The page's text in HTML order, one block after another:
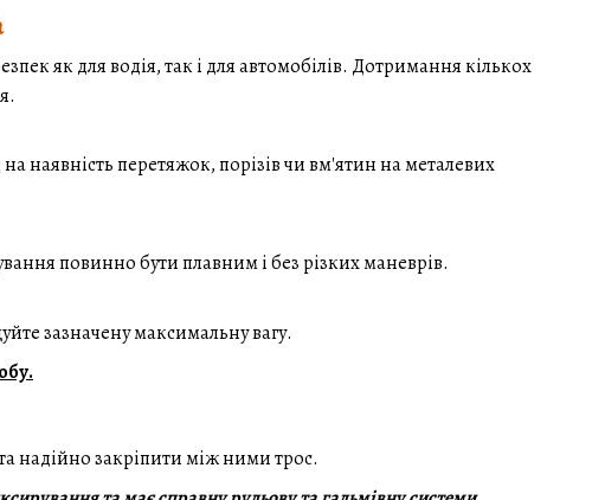
як для водія, так і для автомобілів. Дотримання кількох
наявність перетяжок, порізів чи вм'ятин на металевих
повинно бути плавним і без різких маневрів.
зазначену максимальну вагу.
надійно закріпити між ними трос.